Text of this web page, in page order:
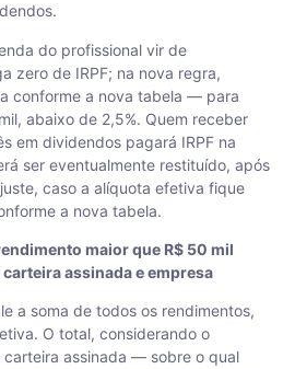
do profissional vir de
zero de IRPF; na nova regra,
conforme a nova tabela — para
abaixo de 2,5%. Quem receber
em dividendos pagará IRPF na
ser eventualmente restituído, após
caso a alíquota efetiva fique
a nova tabela.
maior que R$ 50 mil
assinada e empresa
a soma de todos os rendimentos,
O total, considerando o
assinada — sobre o qual